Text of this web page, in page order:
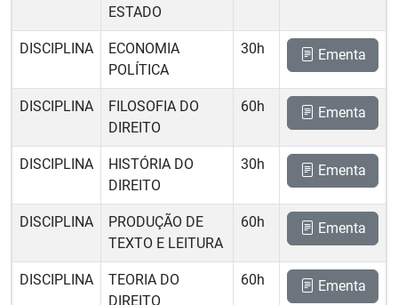
ESTADO
DISCIPLINA
ECONOMIA
POLÍTICA
30h Ementa
DISCIPLINA
FILOSOFIA DO
DIREITO
60h Ementa
DISCIPLINA
HISTÓRIA DO
DIREITO
30h Ementa
DISCIPLINA
PRODUÇÃO DE
TEXTO E LEITURA
60h Ementa
DISCIPLINA
TEORIA DO
DIREITO
60h Ementa